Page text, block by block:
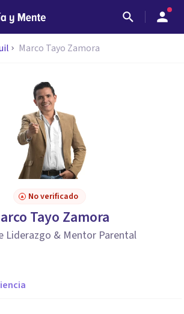
Marco Tayo Zamora
No verificado
Tayo Zamora
Liderazgo & Mentor Parental